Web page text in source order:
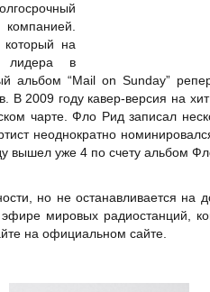
на
лидера в
альбом “Mail on Sunday”
В 2009 году кавер-версия на
чарте. Фло Рид записал
неоднократно
вышел уже 4 по счету альбом
но не останавливается на
мировых радиостанций,
на официальном сайте.